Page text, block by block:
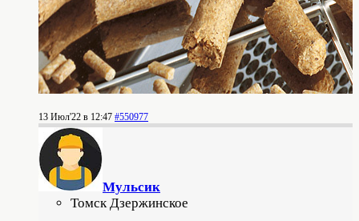
13 Июл'22 в 12:47 #550977
Мульсик
Томск Дзержинское